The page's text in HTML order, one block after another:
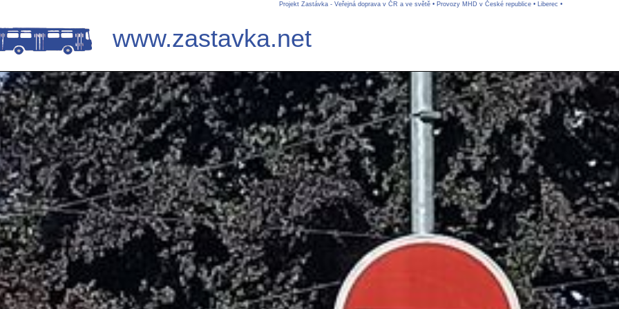
Projekt Zastávka - Veřejná doprava v ČR a ve světě• Provozy MHD v České republice• Liberec •
www.zastavka.net